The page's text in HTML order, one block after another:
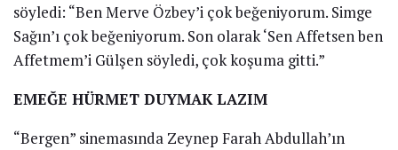
söyledi: “Ben Merve Özbey’i çok beğeniyorum. Simge
Sağın’ı çok beğeniyorum. Son olarak ‘Sen Affetsen ben
Affetmem’i Gülşen söyledi, çok koşuma gitti.”
EMEĞE HÜRMET DUYMAK LAZIM
“Bergen” sinemasında Zeynep Farah Abdullah’ın